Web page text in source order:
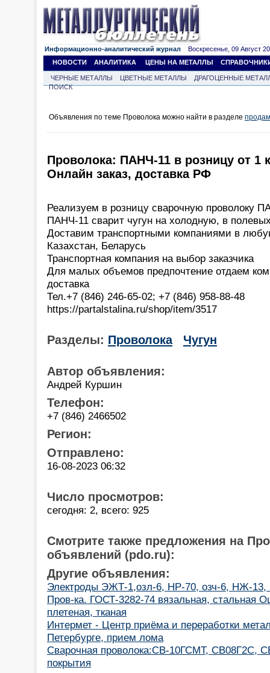
Информационно-аналитический журнал Воскресенье, 09 Август
НОВОСТИ
АНАЛИТИКА ЦЕНЫ НА МЕТАЛЛЫ
ЧЕРНЫЕ МЕТАЛЛЫ ЦВЕТНЫЕ МЕТАЛЛЫ
ДРАГОЦЕННЫЕ
ПОИСК
Объявления по теме Проволока можно найти в разделе
Проволока: ПАНЧ-11 в розницу от
Онлайн заказ, доставка РФ
Реализуем в розницу сварочную проволоку
ПАНЧ-11 сварит чугун на холодную, в
Доставим транспортными компаниями в
Казахстан, Беларусь
Транспортная компания на выбор заказчика
Для малых объемов предпочтение отдаем
доставка
Тел.+7 (846) 246-65-02; +7 (846) 958-88-48
https://partalstalina.ru/shop/item/3517
Разделы: Проволока Чугун
Автор объявления:
Андрей Куршин
Телефон:
+7 (846) 2466502
Регион:
Отправлено:
16-08-2023 06:32
Число просмотров:
сегодня: 2, всего: 925
Смотрите также предложения на
объявлений (pdo.ru):
Другие объявления:
Электроды ЭЖТ-1,озл-6, НР-70, озч-6, НЖ-
Пров-ка. ГОСТ-3282-74 вязальная, стальная
плетеная, тканая
Интермет - Центр приёма и переработки
Петербурге, прием лома
Cварочная проволока:СВ-10ГСМТ, СВ08Г2С,
покрытия